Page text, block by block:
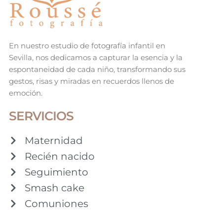
En nuestro estudio de fotografía infantil en
Sevilla, nos dedicamos a capturar la esencia y la
espontaneidad de cada niño, transformando sus
gestos, risas y miradas en recuerdos llenos de
emoción.
SERVICIOS
Maternidad
Recién nacido
Seguimiento
Smash cake
Comuniones